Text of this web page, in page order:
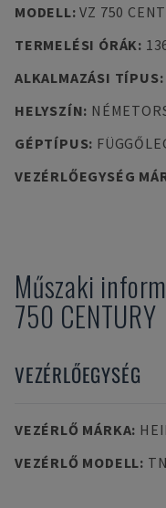
MODELL:VZ 750
TERMELÉSI ÓRÁK:
ALKALMAZÁSI TÍPUS:
HELYSZÍN:
GÉPTÍPUS:
VEZÉRLŐEGYSÉG
Műszaki
750 CENTURY
VEZÉRLŐEGYSÉG
VEZÉRLŐ MÁRKA:
VEZÉRLŐ MODELL: